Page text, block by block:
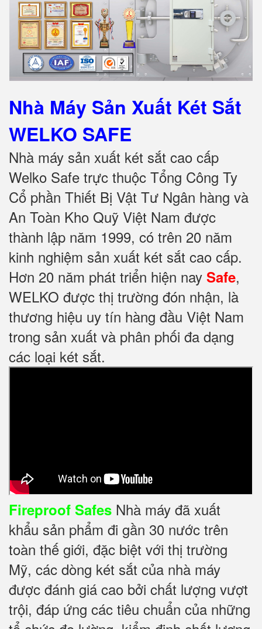
Nhà Máy Sản Xuất Két Sắt
WELKO SAFE
Nhà máy sản xuất két sắt cao cấp
Welko Safe trực thuộc Tổng Công Ty
Cổ phần Thiết Bị Vật Tư Ngân hàng và
An Toàn Kho Quỹ Việt Nam được
thành lập năm 1999, có trên 20 năm
kinh nghiệm sản xuất két sắt cao cấp.
Hơn 20 năm phát triển hiện nay Safe,
WELKO được thị trường đón nhận, là
thương hiệu uy tín hàng đầu Việt Nam
trong sản xuất và phân phối đa dạng
các loại két sắt.
Fireproof Safes Nhà máy đã xuất
khẩu sản phẩm đi gần 30 nước trên
toàn thế giới, đặc biệt với thị trường
Mỹ, các dòng két sắt của nhà máy
được đánh giá cao bởi chất lượng vượt
trội, đáp ứng các tiêu chuẩn của những